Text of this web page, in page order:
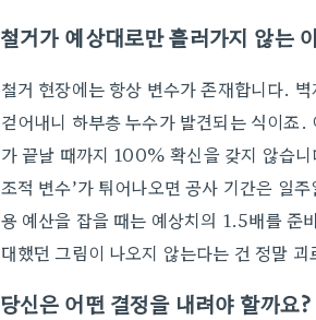
철거가 예상대로만 흘러가지 않는
철거 현장에는 항상 변수가 존재합니다.
걷어내니 하부층 누수가 발견되는 식이죠
가 끝날 때까지 100% 확신을 갖지 않습
조적 변수’가 튀어나오면 공사 기간은 일
용 예산을 잡을 때는 예상치의 1.5배를 준
대했던 그림이 나오지 않는다는 건 정말 괴
당신은 어떤 결정을 내려야 할까요?